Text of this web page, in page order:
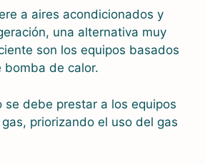
a aires acondicionados y
una alternativa muy
son los equipos basados
bomba de calor.
se debe prestar a los equipos
priorizando el uso del gas